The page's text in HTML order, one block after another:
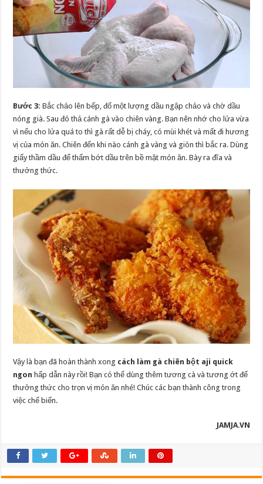
Bước 3: Bắc chảo lên bếp, đổ một lượng dầu ngập chảo và chờ dầu
nóng già. Sau đó thả cánh gà vào chiên vàng. Bạn nên nhớ cho lửa vừa
vì nếu cho lửa quá to thì gà rất dễ bị cháy, có mùi khét và mất đi hương
vị của món ăn. Chiên đến khi nào cánh gà vàng và giòn thì bắc ra. Dùng
giấy thầm dầu để thấm bớt dầu trên bề mặt món ăn. Bày ra đĩa và
thưởng thức.
Vậy là bạn đã hoàn thành xong cách làm gà chiên bột aji quick
ngon hấp dẫn này rồi! Bạn có thể dùng thêm tương cà và tương ớt để
thưởng thức cho trọn vị món ăn nhé! Chúc các bạn thành công trong
việc chế biến.
JAMJA.VN